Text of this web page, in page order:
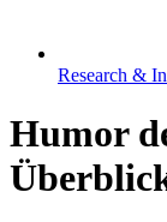
Research &
Humor